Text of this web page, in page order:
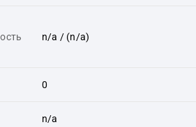
n/a / (n/a)
0
n/a